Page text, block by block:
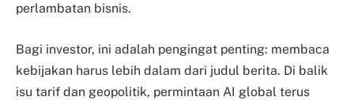
perlambatan bisnis.
Bagi investor, ini adalah pengingat penting: membaca
kebijakan harus lebih dalam dari judul berita. Di balik
isu tarif dan geopolitik, permintaan AI global terus